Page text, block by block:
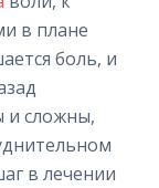
в плане
боль, и
и сложны,
в лечении